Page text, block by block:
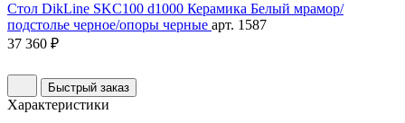
Стол DikLine SKC100 d1000 Керамика Белый мрамор/
подстолье черное/опоры черные арт. 1587
37 360 ₽
Быстрый заказ
Характеристики